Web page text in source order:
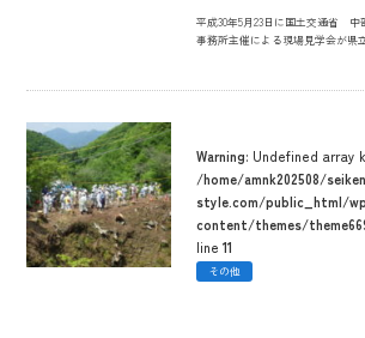
平成30年5月23日に国土交通省
事務所主催による現場見学会が県
Warning: Undefined array
/home/amnk202508/
style.com/public_html/
content/themes/
line 11
その他